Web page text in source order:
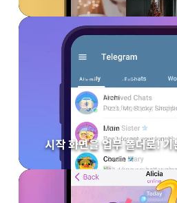
시작 화면을 업무 폴더로!